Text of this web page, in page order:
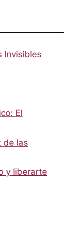
Invisibles
El
de las
y liberarte